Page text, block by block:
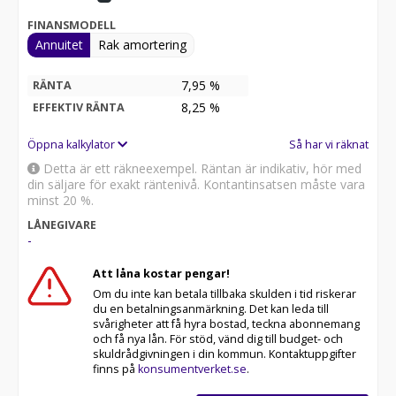
Ferraribilar är åtgärdat på denna bil. Arbetet utfördes
av Eberlein Automobile Ferrari Kassel. En kostsam
auktion men med ett resultat som helt klart motiverar
det.
Bilen är verkligen en tidskapsel och är i ett närmaste
nyskick.
Vänligen kontakta oss för mer information eller
tidsbokning för visning!
Vi erbjuder förmånlig finansiering!
FINANSMODELL
Annuitet Rak amortering
RÄNTA 7,95 %
EFFEKTIV RÄNTA 8,25 %
Öppna kalkylator Så har vi räknat
Detta är ett räkneexempel. Räntan är indikativ, hör med
din säljare för exakt räntenivå. Kontantinsatsen måste vara
minst 20 %.
LÅNEGIVARE
-
Att låna kostar pengar!
Om du inte kan betala tillbaka skulden i tid riskerar
du en betalningsanmärkning. Det kan leda till
svårigheter att få hyra bostad, teckna abonnemang
och få nya lån. För stöd, vänd dig till budget- och
skuldrådgivningen i din kommun. Kontaktuppgifter
finns på konsumentverket.se.